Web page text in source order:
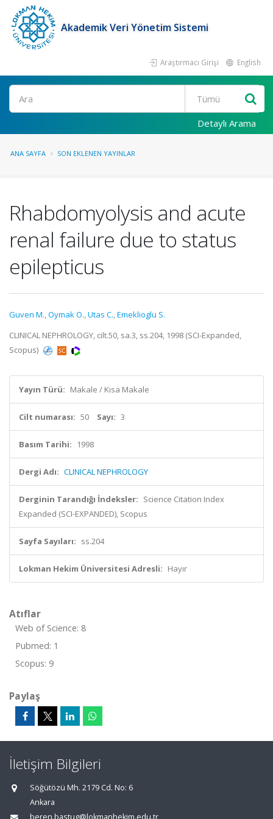
Akademik Veri Yönetim Sistemi
Araştırmacı Girişi English
Ara
Detaylı Arama
ANA SAYFA SON EKLENEN YAYINLAR
Rhabdomyolysis and acute
renal failure due to status
epilepticus
Guven M.,Oymak O.,Utas C.,Emeklioglu S.
CLINICAL NEPHROLOGY, cilt.50, sa.3, ss.204, 1998 (SCI-Expanded,
Scopus)
Yayın Türü: Makale / Kısa Makale
Cilt numarası: 50 Sayı: 3
Basım Tarihi: 1998
Dergi Adı: CLINICAL NEPHROLOGY
Derginin Tarandığı İndeksler: Science Citation Index
Expanded (SCI-EXPANDED), Scopus
Sayfa Sayıları: ss.204
Lokman Hekim Üniversitesi Adresli: Hayır
Atıflar
Web of Science: 8
Pubmed: 1
Scopus: 9
Paylaş
İletişim Bilgileri
Söğütözü Mh. 2179 Cd. No: 6
Ankara
beren.bastug@lokmanhekim.edu.tr